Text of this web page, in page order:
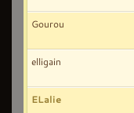
Gourou
elligain
ELalie